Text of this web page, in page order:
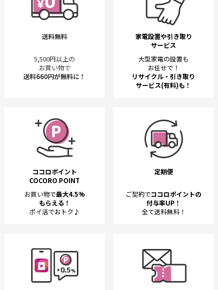
送料無料
5,500円以上の
お買い物で
送料660円が無料に！
家電設置や引き取り
サービス
大型家電の設置も
お任せで！
リサイクル・引き取り
サービス(有料)も！
ココロポイント
COCORO POINT
お買い物で最大4.5%
もらえる！
ポイ活でおトク♪
定期便
ご契約でココロポイントの
付与率UP！
全て送料無料！